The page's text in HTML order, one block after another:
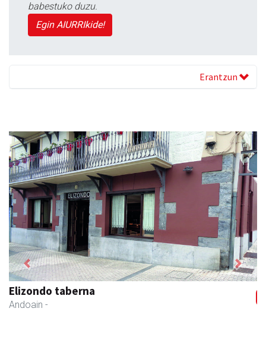
babestuko duzu.
Egin AIURRIkide!
Erantzun
Elizondo taberna
Andoain -
Previous Next